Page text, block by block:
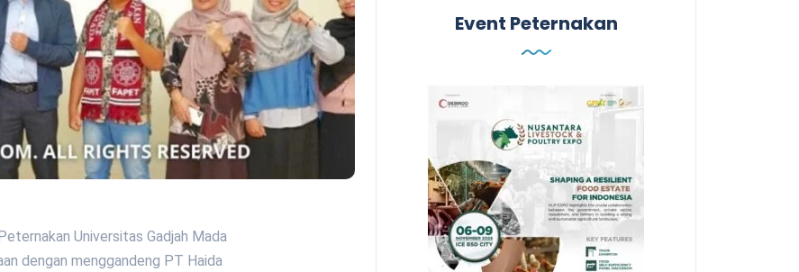
Universitas Gadjah Mada
dengan menggandeng PT Haida
Event Peternakan